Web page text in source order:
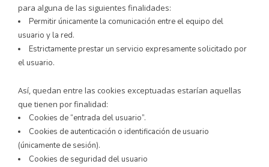
para alguna de las siguientes finalidades:
Permitir únicamente la comunicación entre el equipo del
usuario y la red.
Estrictamente prestar un servicio expresamente solicitado por
el usuario.
Así, quedan entre las cookies exceptuadas estarían aquellas
que tienen por finalidad:
Cookies de “entrada del usuario”.
Cookies de autenticación o identificación de usuario
(únicamente de sesión).
Cookies de seguridad del usuario